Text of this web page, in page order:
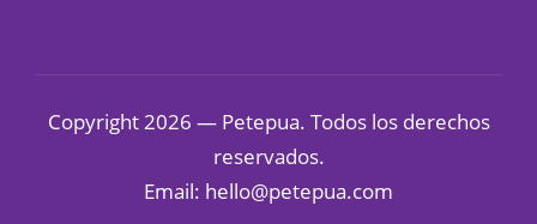
Copyright 2026 — Petepua. Todos los derechos
reservados.
Email: hello@petepua.com